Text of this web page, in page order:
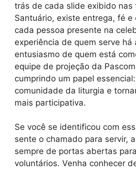
trás de cada slide exibido nas
Santuário, existe entrega, fé e
cada pessoa presente na
experiência de quem serve há
entusiasmo de quem está
equipe de projeção da
cumprindo um papel
comunidade da liturgia e
mais participativa.
Se você se identificou com
sente o chamado para servir,
sempre de portas abertas
voluntários. Venha conhecer